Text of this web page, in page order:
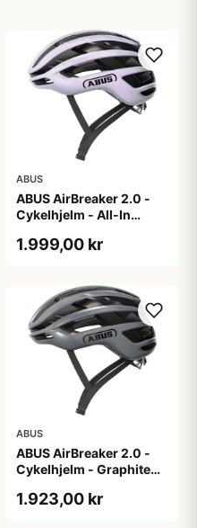
ABUS
ABUS AirBreaker 2.0 -
Cykelhjelm - All-In
1.999,00 kr
ABUS
ABUS AirBreaker 2.0 -
Cykelhjelm - Graphite
1.923,00 kr